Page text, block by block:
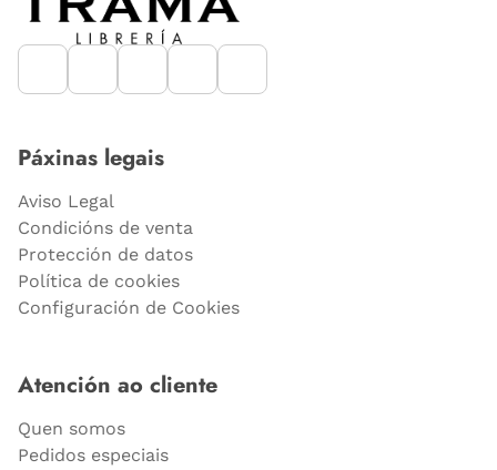
Páxinas legais
Aviso Legal
Condicións de venta
Protección de datos
Política de cookies
Configuración de Cookies
Atención ao cliente
Quen somos
Pedidos especiais